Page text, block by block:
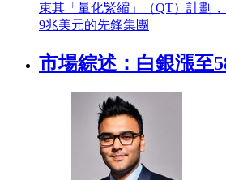
束其「量化緊縮」（QT）計劃
9兆美元的先鋒集團
市場綜述：白銀漲至